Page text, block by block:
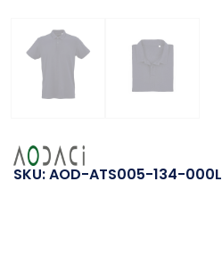
SKU:AOD-ATS005-134-000L